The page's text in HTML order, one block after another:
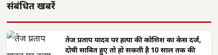
संबंधित खबरें
तेज प्रताप यादव पर हत्या की कोशिश का केस दर्ज,
दोषी साबित हुए तो हो सकती है 10 साल तक की